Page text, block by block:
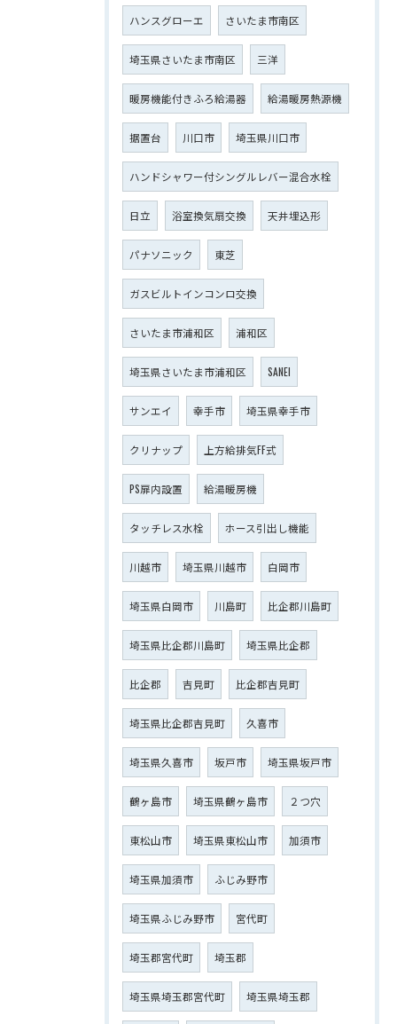
ハンスグローエ さいたま市南区
埼玉県さいたま市南区 三洋
暖房機能付きふろ給湯器 給湯暖房熱源機
据置台 川口市 埼玉県川口市
ハンドシャワー付シングルレバー混合水栓
日立 浴室換気扇交換 天井埋込形
パナソニック 東芝
ガスビルトインコンロ交換
さいたま市浦和区 浦和区
埼玉県さいたま市浦和区 SANEI
サンエイ 幸手市 埼玉県幸手市
クリナップ 上方給排気FF式
PS扉内設置 給湯暖房機
タッチレス水栓 ホース引出し機能
川越市 埼玉県川越市 白岡市
埼玉県白岡市 川島町 比企郡川島町
埼玉県比企郡川島町 埼玉県比企郡
比企郡 吉見町 比企郡吉見町
埼玉県比企郡吉見町 久喜市
埼玉県久喜市 坂戸市 埼玉県坂戸市
鶴ヶ島市 埼玉県鶴ヶ島市 ２つ穴
東松山市 埼玉県東松山市 加須市
埼玉県加須市 ふじみ野市
埼玉県ふじみ野市 宮代町
埼玉郡宮代町 埼玉郡
埼玉県埼玉郡宮代町 埼玉県埼玉郡